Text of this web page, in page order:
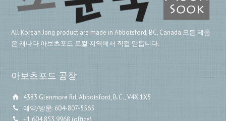
All Korean Jang product are made in Abbotsford, BC, Canada.모든 제품
은 캐나다 아보츠포드 로컬 지역에서 직접 만듭니다.
아보츠포드 공장
4383 Glenmore Rd. Abbotsford, B.C., V4X 1X5
예약/방문: 604-807-5565
+1 604 853 9968 (office)